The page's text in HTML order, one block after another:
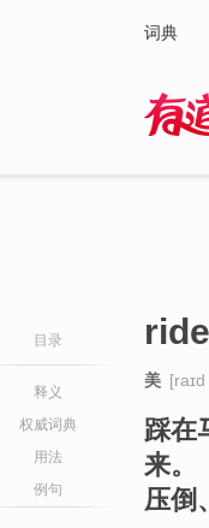
词典
目录
释义
权威词典
用法
例句
美
踩在
来。
压倒